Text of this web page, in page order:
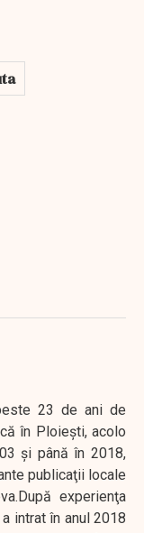
23 de ani de
în Ploieşti, acolo
şi până în 2018,
publicaţii locale
experienţa
intrat în anul 2018